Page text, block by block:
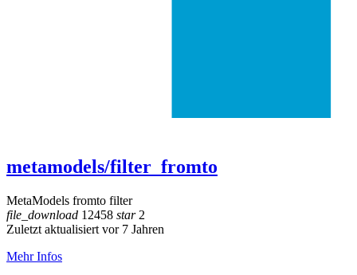
metamodels/filter_fromto
MetaModels fromto filter
file_download 12458 star2
Zuletzt aktualisiert vor 7 Jahren
Mehr Infos